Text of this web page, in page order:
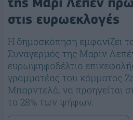
στις ευρωεκλογές
H δημοσκόπηση εμφανίζει
Συναγερμός της Μαρίν
ευρωψηφοδέλτιο
γραμματέας του κόμματος
Μπαρντελά, να προηγείται
το 28% των ψήφων.